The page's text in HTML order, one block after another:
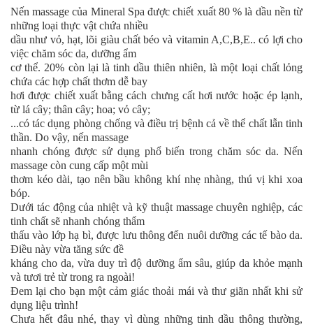
Nến massage của Mineral Spa được chiết xuất 80 % là dầu nền từ
những loại thực vật chứa nhiều
dầu như vỏ, hạt, lõi giàu chất béo và vitamin A,C,B,E.. có lợi cho
việc chăm sóc da, dưỡng ẩm
cơ thể. 20% còn lại là tinh dầu thiên nhiên, là một loại chất lỏng
chứa các hợp chất thơm dễ bay
hơi được chiết xuất bằng cách chưng cất hơi nước hoặc ép lạnh,
từ lá cây; thân cây; hoa; vỏ cây;
...có tác dụng phòng chống và điều trị bệnh cả về thể chất lẫn tinh
thần. Do vậy, nến massage
nhanh chóng được sử dụng phổ biến trong chăm sóc da. Nến
massage còn cung cấp một mùi
thơm kéo dài, tạo nên bầu không khí nhẹ nhàng, thú vị khi xoa
bóp.
Dưới tác động của nhiệt và kỹ thuật massage chuyên nghiệp, các
tinh chất sẽ nhanh chóng thẩm
thấu vào lớp hạ bì, được lưu thông đến nuôi dưỡng các tế bào da.
Điều này vừa tăng sức đề
kháng cho da, vừa duy trì độ dưỡng ẩm sâu, giúp da khỏe mạnh
và tươi trẻ từ trong ra ngoài!
Đem lại cho bạn một cảm giác thoải mái và thư giãn nhất khi sử
dụng liệu trình!
Chưa hết đâu nhé, thay vì dùng những tinh dầu thông thường,